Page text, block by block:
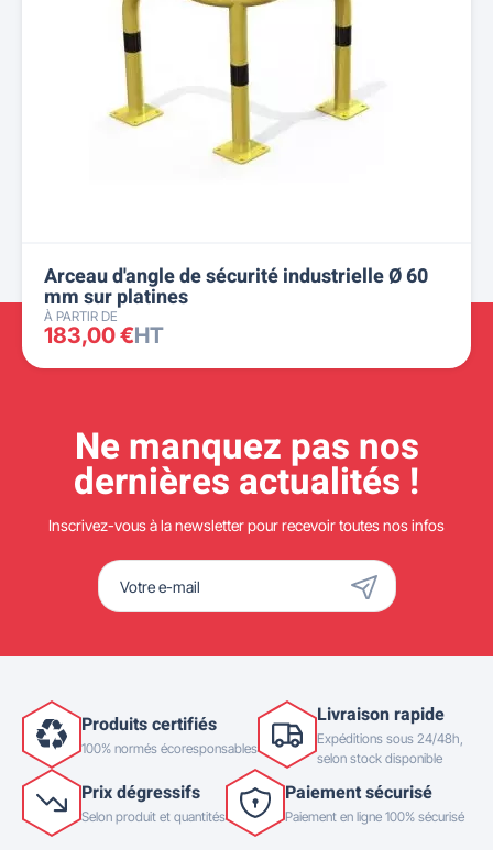
Arceau d'angle de sécurité industrielle Ø 60
mm sur platines
À PARTIR DE
183,00 €HT
Ne manquez pas nos
dernières actualités !
Inscrivez-vous à la newsletter pour recevoir toutes nos infos
Produits certifiés
100% normés écoresponsables
Livraison rapide
Expéditions sous 24/48h,
selon stock disponible
Prix dégressifs
Selon produit et quantités
Paiement sécurisé
Paiement en ligne 100% sécurisé